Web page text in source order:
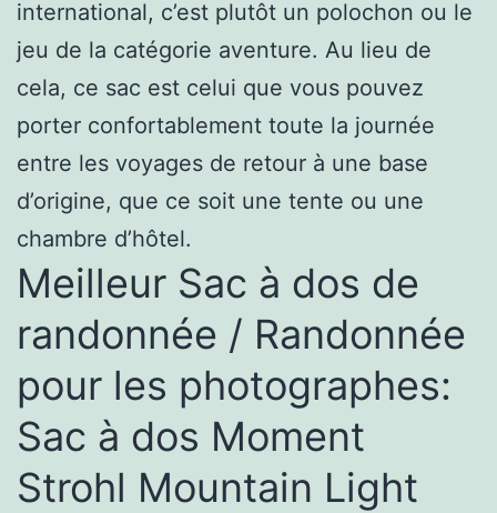
international, c’est plutôt un polochon ou le
jeu de la catégorie aventure. Au lieu de
cela, ce sac est celui que vous pouvez
porter confortablement toute la journée
entre les voyages de retour à une base
d’origine, que ce soit une tente ou une
chambre d’hôtel.
Meilleur Sac à dos de
randonnée / Randonnée
pour les photographes:
Sac à dos Moment
Strohl Mountain Light